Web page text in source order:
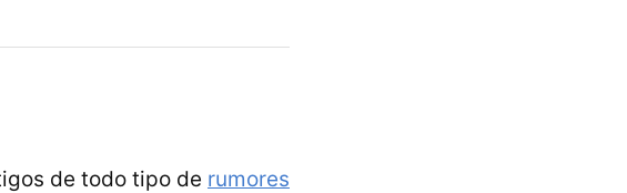
de todo tipo de rumores